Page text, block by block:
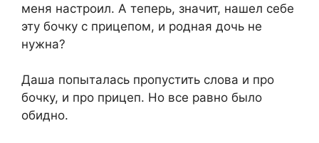
меня настроил. А теперь, значит, нашел себе
эту бочку с прицепом, и родная дочь не
нужна?
Даша попыталась пропустить слова и про
бочку, и про прицеп. Но все равно было
обидно.